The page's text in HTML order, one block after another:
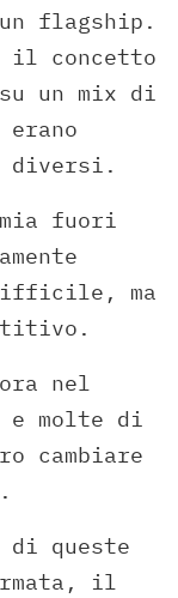
un flagship.
il concetto
un mix di
diversi.
fuori
ma
nel
e molte di
cambiare
di queste
il